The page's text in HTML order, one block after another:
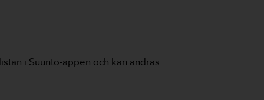
i Suunto-appen och kan ändras: